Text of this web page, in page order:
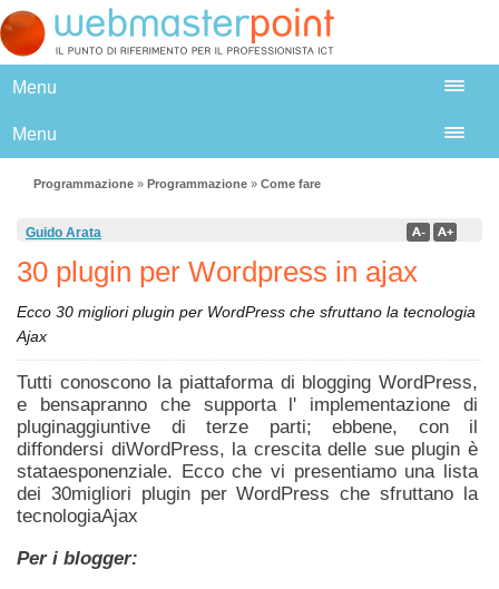
Menu
Menu
Programmazione » Programmazione » Come fare
Guido Arata
30 plugin per Wordpress in ajax
Ecco 30 migliori plugin per WordPress che sfruttano la tecnologia
Ajax
Tutti conoscono la piattaforma di blogging WordPress,
e bensapranno che supporta l' implementazione di
pluginaggiuntive di terze parti; ebbene, con il
diffondersi diWordPress, la crescita delle sue plugin è
stataesponenziale. Ecco che vi presentiamo una lista
dei 30migliori plugin per WordPress che sfruttano la
tecnologiaAjax
Per i blogger: